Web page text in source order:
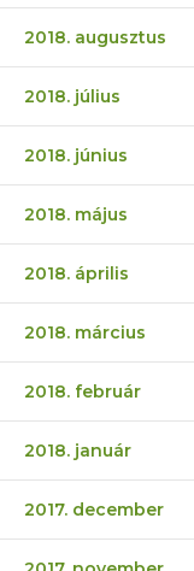
2018. augusztus
2018. július
2018. június
2018. május
2018. április
2018. március
2018. február
2018. január
2017. december